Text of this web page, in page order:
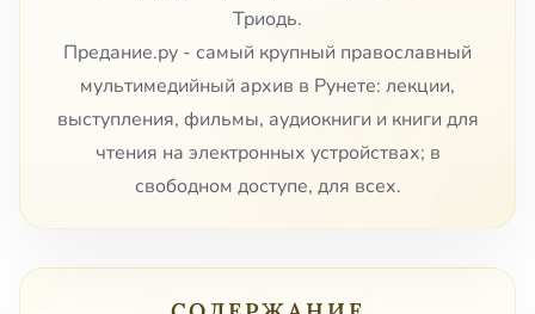
Триодь.
Предание.ру - самый крупный православный
мультимедийный архив в Рунете: лекции,
выступления, фильмы, аудиокниги и книги для
чтения на электронных устройствах; в
свободном доступе, для всех.